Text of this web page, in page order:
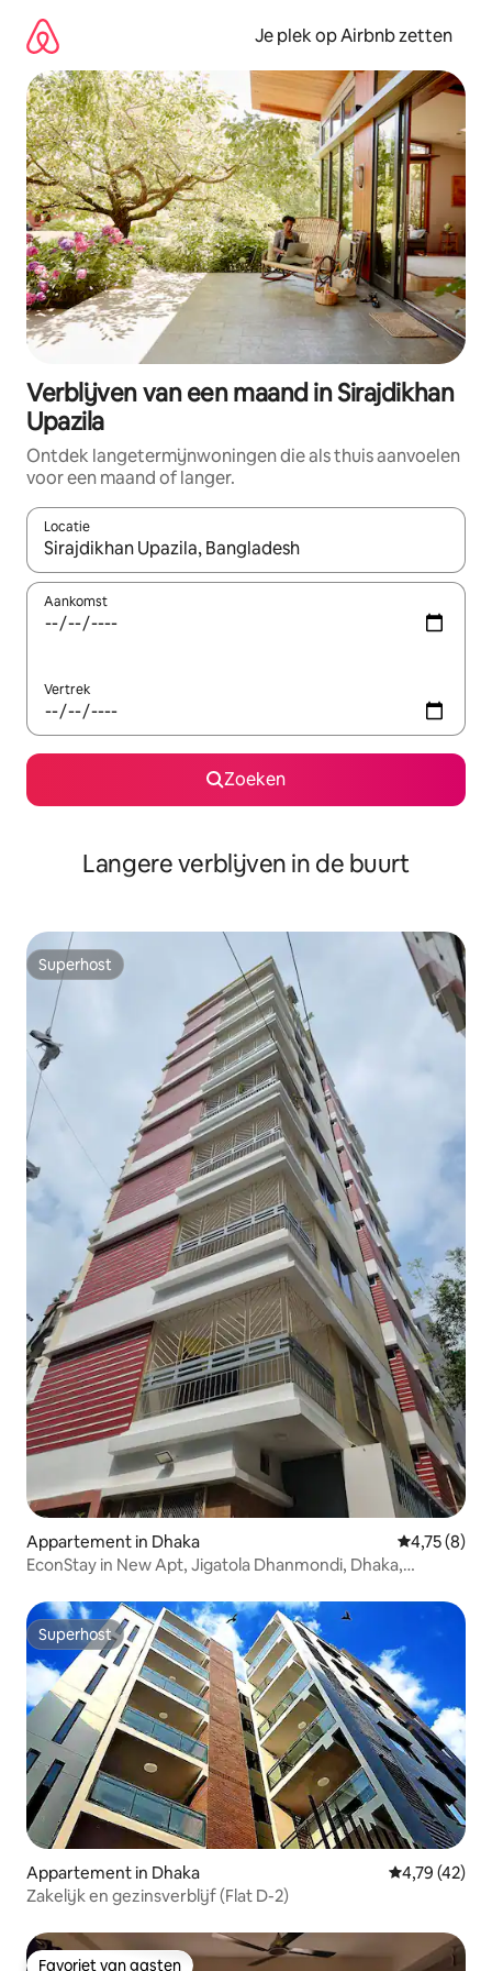
direct
naar
inhoud
Je plek op Airbnb zetten
Verblijven van een maand in Sirajdikhan
Upazila
Ontdek langetermijnwoningen die als thuis aanvoelen
voor een maand of langer.
Locatie
Wanneer er resultaten beschikbaar zijn, maak je een keuze
Aankomst
Vertrek
Zoeken
Langere verblijven in de buurt
Superhost
Superhost
Appartement in Dhaka
4,75 (8)
EconStay in New Apt, Jigatola Dhanmondi, Dhaka,
Superhost
Superhost
Appartement in Dhaka Gemiddelde
4,79 (42)
Zakelijk en gezinsverblijf (Flat D-2)
Favoriet van gasten